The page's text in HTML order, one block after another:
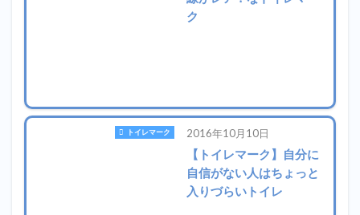
ク
トイレマーク 2016年10月10日
【トイレマーク】自分に
自信がない人はちょっと
入りづらいトイレ